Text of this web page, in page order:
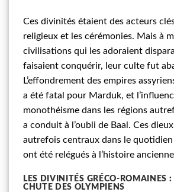
Ces divinités étaient des acteurs
religieux et les cérémonies. Mais à
civilisations qui les adoraient
faisaient conquérir, leur culte fut
L’effondrement des empires
a été fatal pour Marduk, et
monothéisme dans les régions
a conduit à l’oubli de Baal. Ces
autrefois centraux dans le quotidien
ont été relégués à l’histoire
LES DIVINITÉS GRÉCO-ROMAINES :
CHUTE DES OLYMPIENS